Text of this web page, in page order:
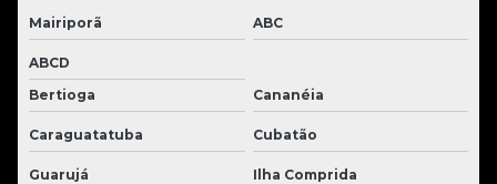
Mairiporã ABC
ABCD
Bertioga
Cananéia
Caraguatatuba Cubatão
Guarujá Ilha Comprida